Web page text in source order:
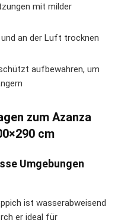
mit milder
an der Luft trocknen
aufbewahren, um
zum Azanza
cm
Umgebungen
ist wasserabweisend
er ideal für